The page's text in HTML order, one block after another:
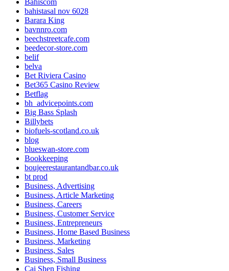
bahistasal nov 6028
Barara King
bavnnro.com
beechstreetcafe.com
beedecor-store.com
belif
belva
Bet Riviera Casino
Bet365 Casino Review
Betflag
bh_advicepoints.com
Big Bass Splash
Billybets
biofuels-scotland.co.uk
blog
blueswan-store.com
Bookkeeping
boujeerestaurantandbar.co.uk
bt prod
Business, Advertising
Business, Article Marketing
Business, Careers
Business, Customer Service
Business, Entrepreneurs
Business, Home Based Business
Business, Marketing
Business, Sales
Business, Small Business
Cai Shen Fishing